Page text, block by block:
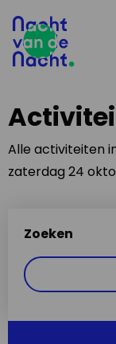
Alle activiteiten
zaterdag 24
Zoeken